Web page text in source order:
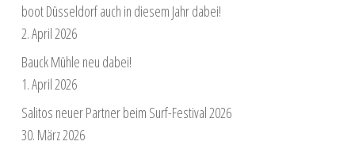
boot Düsseldorf auch in diesem Jahr dabei!
2. April 2026
Bauck Mühle neu dabei!
1. April 2026
Salitos neuer Partner beim Surf-Festival 2026
30. März 2026